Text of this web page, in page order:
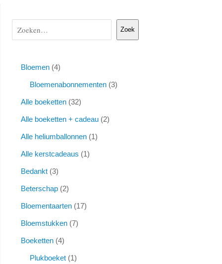
Zoek
Bloemen 4
Bloemenabonnementen 3
Alle boeketten 32
Alle boeketten + cadeau 2
Alle heliumballonnen 1
Alle kerstcadeaus 1
Bedankt 3
Beterschap 2
Bloementaarten 17
Bloemstukken 7
Boeketten 4
Plukboeket 1